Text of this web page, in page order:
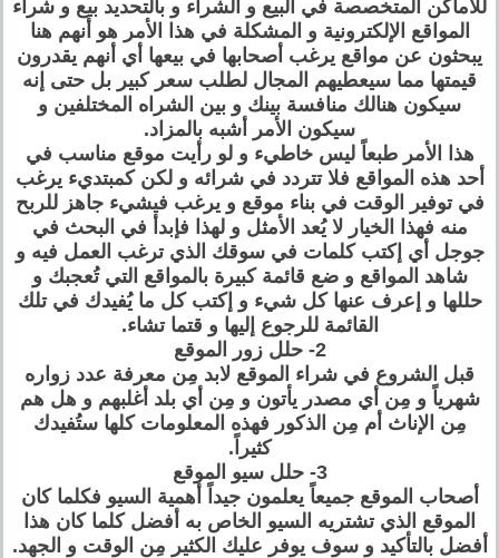
للأماكن المتخصصة في البيع و الشراء و بالتحديد بيع و شراء
المواقع الإلكترونية و المشكلة في هذا الأمر هو أنهم هنا
يبحثون عن مواقع يرغب أصحابها في بيعها أي أنهم يقدرون
قيمتها مما سيعطيهم المجال لطلب سعر كبير بل حتى إنه
سيكون هنالك منافسة بينك و بين الشراه المختلفين و
سيكون الأمر أشبه بالمزاد.
هذا الأمر طبعاً ليس خاطيء و لو رأيت موقع مناسب في
أحد هذه المواقع فلا تتردد في شرائه و لكن كمبتديء يرغب
في توفير الوقت في بناء موقع و يرغب فيشيء جاهز للربح
منه فهذا الخيار لا يُعد الأمثل و لهذا فإبدأ في البحث في
جوجل أي إكتب كلمات في سوقك الذي ترغب العمل فيه و
شاهد المواقع و ضع قائمة كبيرة بالمواقع التي تُعجبك و
حللها و إعرف عنها كل شيء و إكتب كل ما يُفيدك في تلك
القائمة للرجوع إليها و قتما تشاء.
2- حلل زور الموقع
قبل الشروع في شراء الموقع لابد مِن معرفة عدد زواره
شهرياً و مِن أي مصدر يأتون و مِن أي بلد أغلبهم و هل هم
مِن الإناث أم مِن الذكور فهذه المعلومات كلها ستُفيدك
كثيراً.
3- حلل سيو الموقع
أصحاب الموقع جميعاً يعلمون جيداً أهمية السيو فكلما كان
الموقع الذي تشتريه السيو الخاص به أفضل كلما كان هذا
أفضل بالتأكيد و سوف يوفر عليك الكثير مِن الوقت و الجهد.